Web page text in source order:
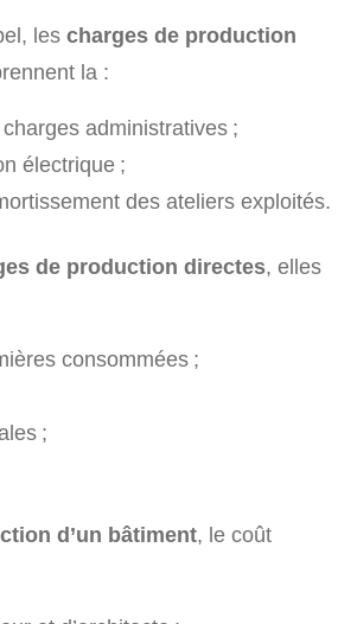
les charges de production
la :
administratives ;
électrique ;
des ateliers exploités.
de production directes, elles
consommées ;
;
d’un bâtiment, le coût